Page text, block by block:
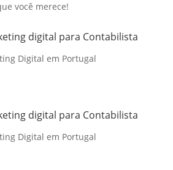
você merece!
digital para Contabilista
Digital em Portugal
digital para Contabilista
Digital em Portugal